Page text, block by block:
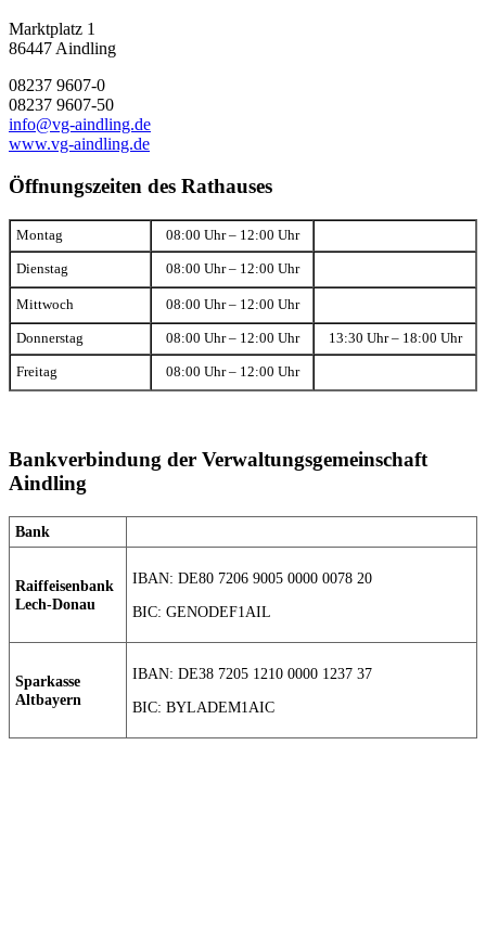
Marktplatz 1
86447 Aindling
08237 9607-0
08237 9607-50
info@vg-aindling.de
www.vg-aindling.de
Öffnungszeiten des Rathauses
Montag 08:00 Uhr – 12:00 Uhr
Dienstag 08:00 Uhr – 12:00 Uhr
Mittwoch 08:00 Uhr – 12:00 Uhr
Donnerstag 08:00 Uhr – 12:00 Uhr 13:30 Uhr – 18:00 Uhr
Freitag 08:00 Uhr – 12:00 Uhr
Bankverbindung der Verwaltungsgemeinschaft
Aindling
Bank
Raiffeisenbank
Lech-Donau
IBAN: DE80 7206 9005 0000 0078 20
BIC: GENODEF1AIL
Sparkasse
Altbayern
IBAN: DE38 7205 1210 0000 1237 37
BIC: BYLADEM1AIC